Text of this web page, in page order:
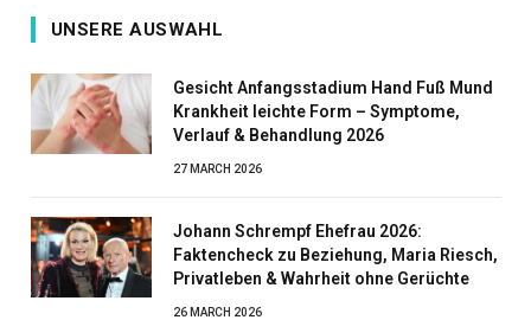
UNSERE AUSWAHL
Gesicht Anfangsstadium Hand Fuß Mund
Krankheit leichte Form – Symptome,
Verlauf & Behandlung 2026
27 MARCH 2026
Johann Schrempf Ehefrau 2026:
Faktencheck zu Beziehung, Maria Riesch,
Privatleben & Wahrheit ohne Gerüchte
26 MARCH 2026